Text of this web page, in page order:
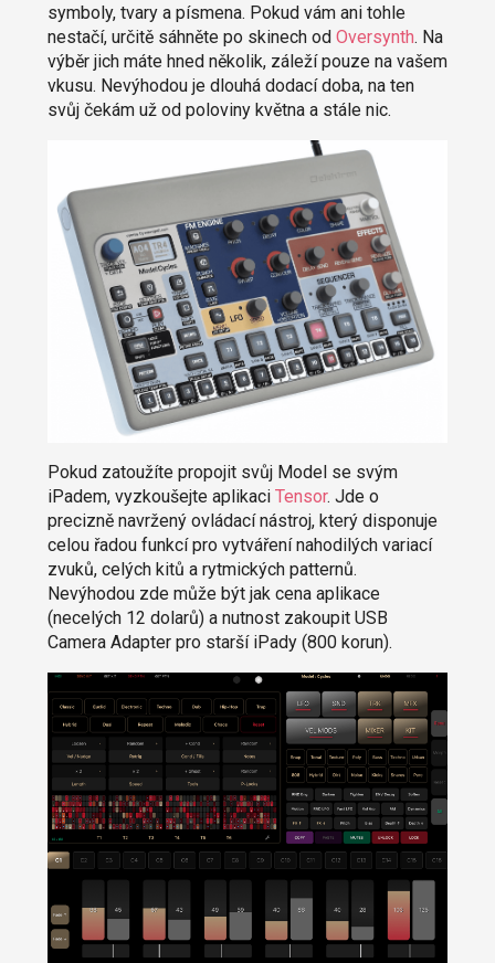
symboly, tvary a písmena. Pokud vám ani tohle
nestačí, určitě sáhněte po skinech od Oversynth. Na
výběr jich máte hned několik, záleží pouze na vašem
vkusu. Nevýhodou je dlouhá dodací doba, na ten
svůj čekám už od poloviny května a stále nic.
Pokud zatoužíte propojit svůj Model se svým
iPadem, vyzkoušejte aplikaci Tensor. Jde o
precizně navržený ovládací nástroj, který disponuje
celou řadou funkcí pro vytváření nahodilých variací
zvuků, celých kitů a rytmických patternů.
Nevýhodou zde může být jak cena aplikace
(necelých 12 dolarů) a nutnost zakoupit USB
Camera Adapter pro starší iPady (800 korun).